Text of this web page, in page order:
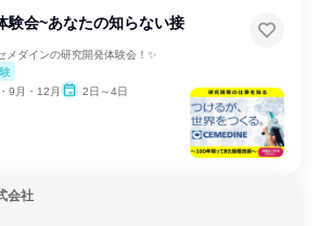
験会~あなたの知らない接
メダインの研究開発体験会！✨
9月・12月 2日～4日
会社